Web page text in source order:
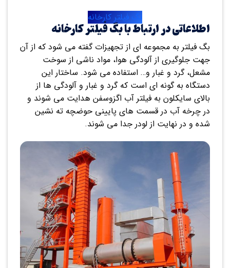
بگ فیلتر کارخانه
اطلاعاتی در ارتباط با بگ فیلتر کارخانه
بگ فیلتر به مجموعه ای از تجهیزات گفته می شود که از آن
جهت جلوگیری از آلودگی هوا، مواد ناشی از سوخت
مشعل، گرد و غبار و… استفاده می شود. ساختار این
دستگاه به گونه ای است که گرد و غبار و آلودگی ها از
بالای سایکلون به فیلتر آب اگزوسفن هدایت می شوند و
در چرخه آب در قسمت های پایینی حوضچه ته نشین
شده و در نهایت از لودر جدا می شوند.